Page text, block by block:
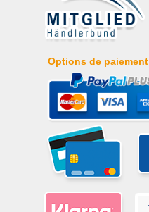
Options de paiement